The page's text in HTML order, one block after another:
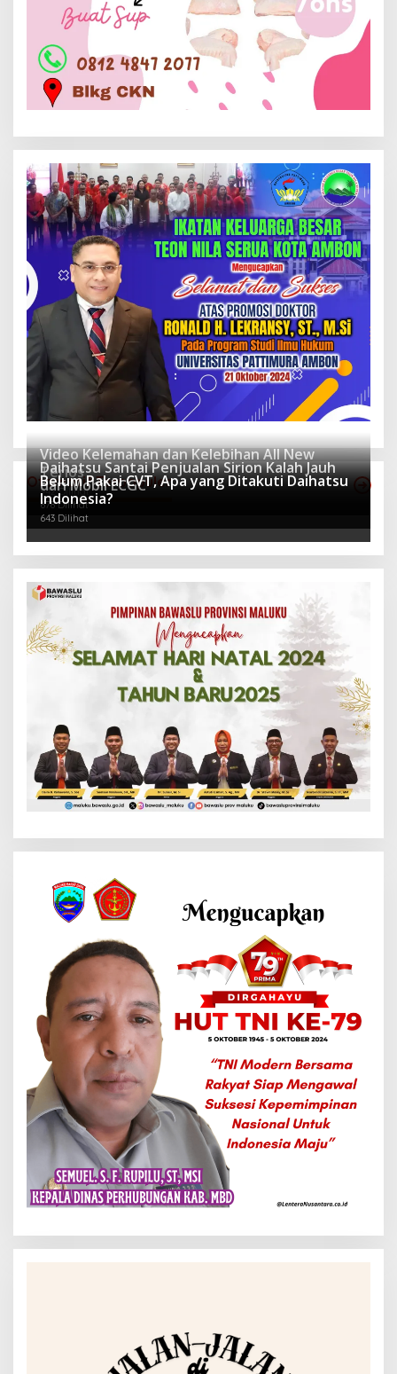
Otomotif Terpopuler
Video Kelemahan dan Kelebihan All New
Terios
942 Dilihat
Daihatsu Santai Penjualan Sirion Kalah Jauh
dari Mobil LCGC
678 Dilihat
Belum Pakai CVT, Apa yang Ditakuti Daihatsu
Indonesia?
643 Dilihat